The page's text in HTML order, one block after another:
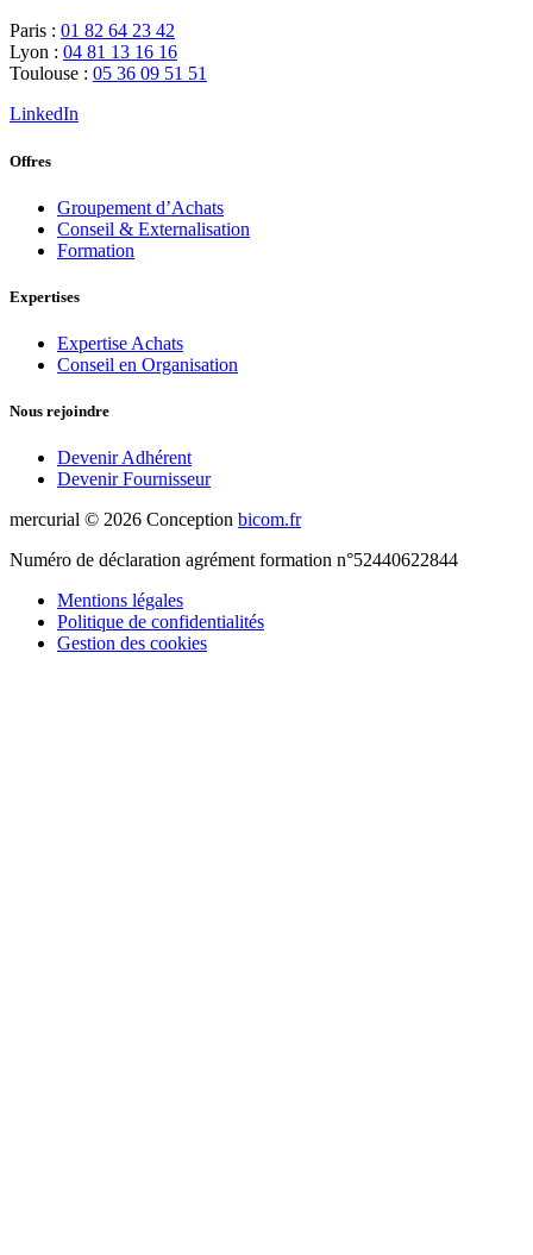
Paris : 01 82 64 23 42
Lyon : 04 81 13 16 16
Toulouse : 05 36 09 51 51
LinkedIn
Offres
Groupement d’Achats
Conseil & Externalisation
Formation
Expertises
Expertise Achats
Conseil en Organisation
Nous rejoindre
Devenir Adhérent
Devenir Fournisseur
mercurial © 2026 Conception bicom.fr
Numéro de déclaration agrément formation n°52440622844
Mentions légales
Politique de confidentialités
Gestion des cookies